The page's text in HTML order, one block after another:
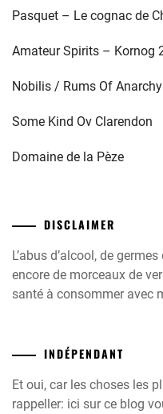
Pasquet – Le cognac de
Amateur Spirits – Kornog
Nobilis / Rums Of Anarchy
Some Kind Ov Clarendon
Domaine de la Pèze
DISCLAIMER
L’abus d’alcool, de
encore de morceaux de
santé à consommer avec
INDÉPENDANT
Et oui, car les choses les
rappeller: ici sur ce blog